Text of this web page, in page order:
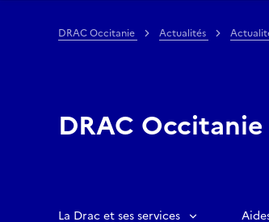
DRAC Occitanie Actualités
DRAC Occitanie
La Drac et ses services